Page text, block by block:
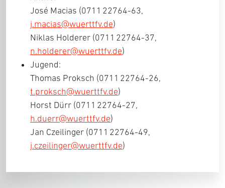
José Macias (0711 22764-63,
j.macias@wuerttfv.de)
Niklas Holderer (0711 22764-37,
n.holderer@wuerttfv.de)
Jugend:
Thomas Proksch (0711 22764-26,
t.proksch@wuerttfv.de)
Horst Dürr (0711 22764-27,
h.duerr@wuerttfv.de)
Jan Czeilinger (0711 22764-49,
j.czeilinger@wuerttfv.de)